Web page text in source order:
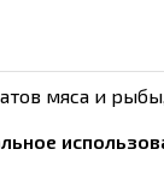
мяса и